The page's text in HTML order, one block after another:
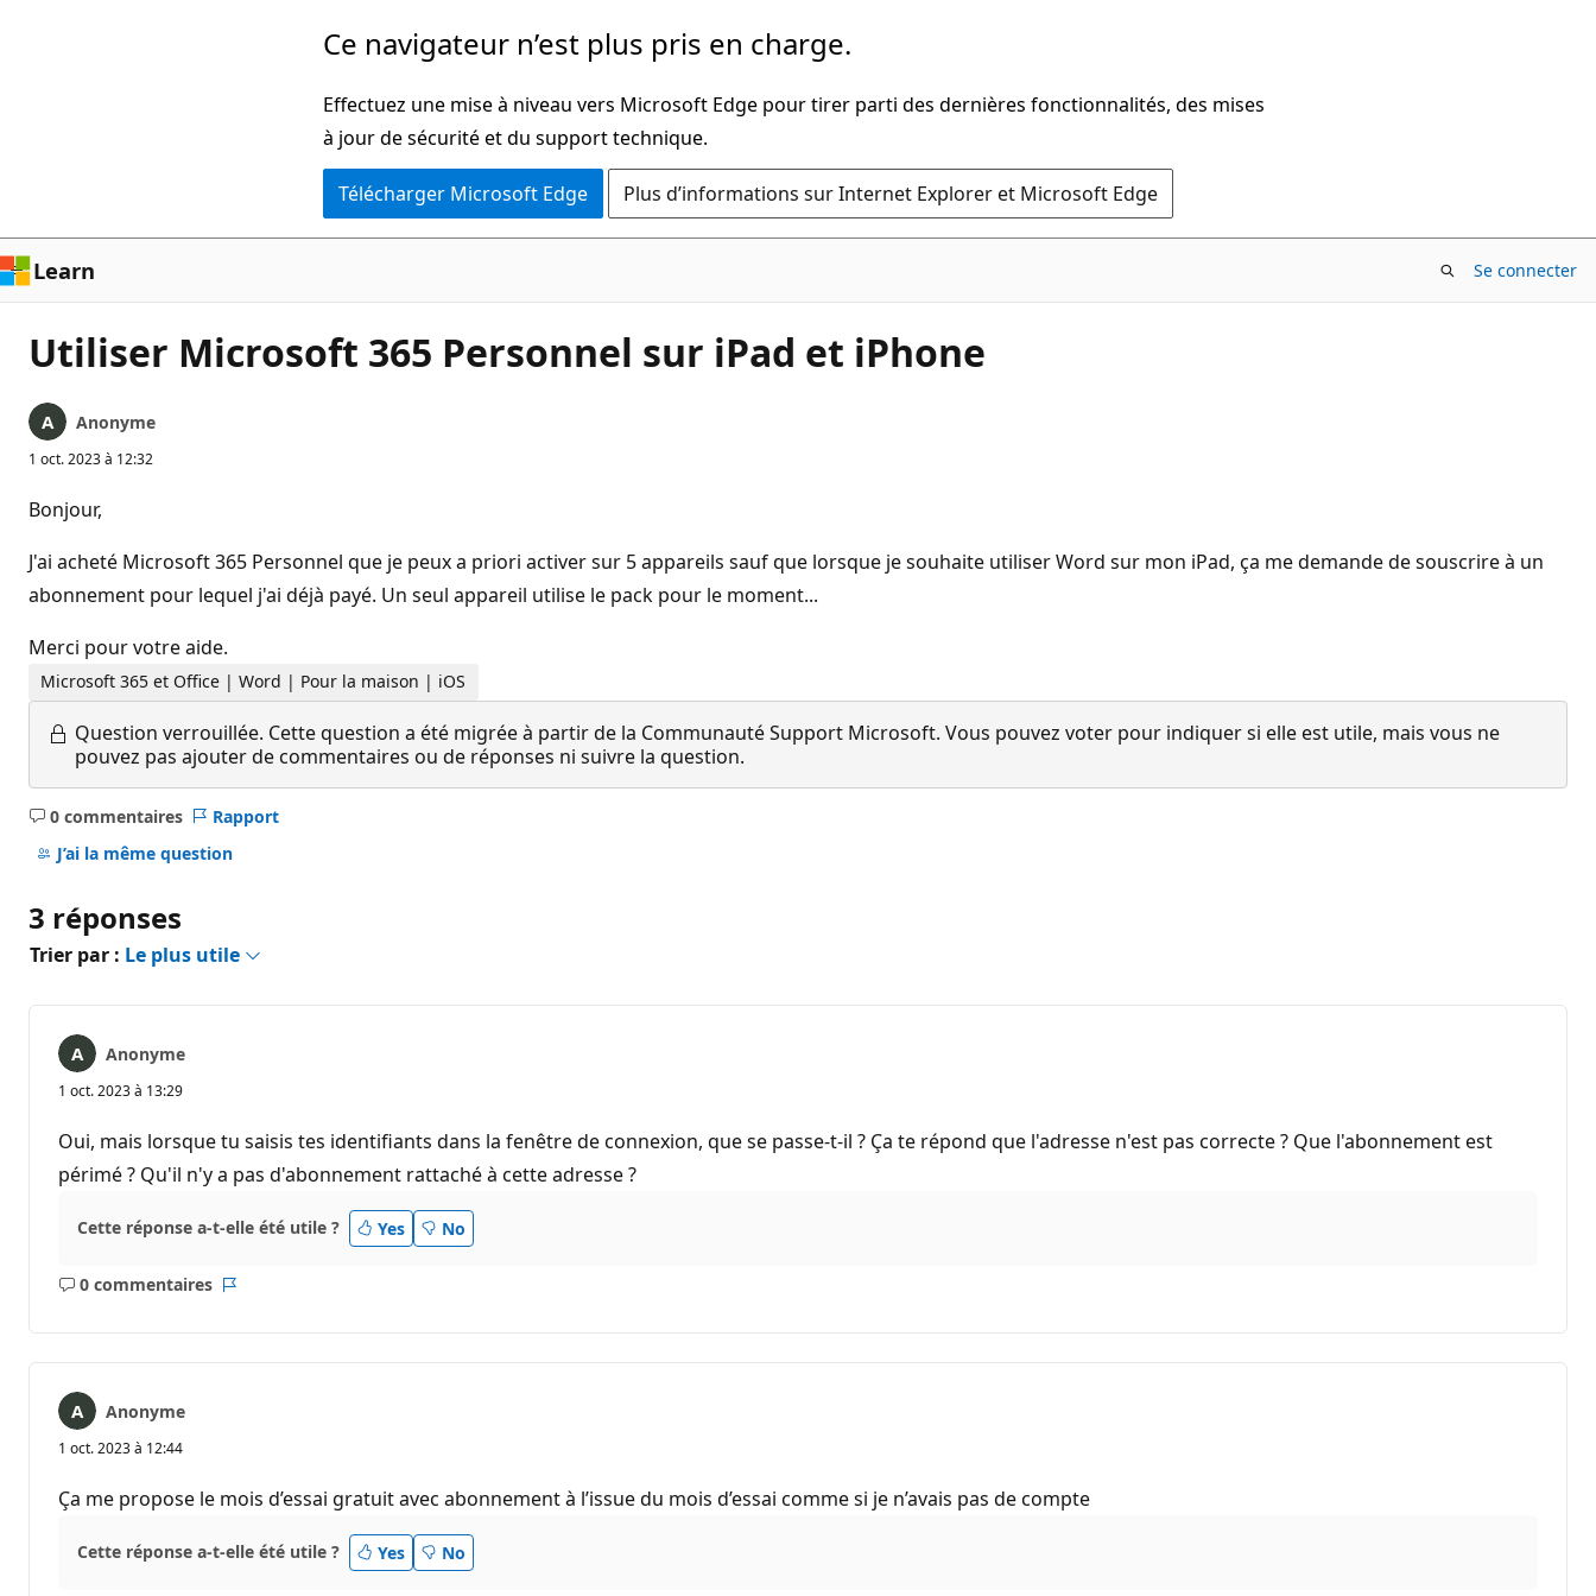
Ce navigateur n’est plus pris en charge.
Effectuez une mise à niveau vers Microsoft Edge pour tirer parti des dernières fonctionnalités, des mises
à jour de sécurité et du support technique.
Télécharger Microsoft Edge Plus d’informations sur Internet Explorer et Microsoft Edge
Learn Se connecter
Utiliser Microsoft 365 Personnel sur iPad et iPhone
Anonyme
1 oct. 2023 à 12:32
Bonjour,
J'ai acheté Microsoft 365 Personnel que je peux a priori activer sur 5 appareils sauf que lorsque je souhaite utiliser Word sur mon iPad, ça me demande de souscrire à un
abonnement pour lequel j'ai déjà payé. Un seul appareil utilise le pack pour le moment...
Merci pour votre aide.
Microsoft 365 et Office | Word | Pour la maison | iOS
Question verrouillée. Cette question a été migrée à partir de la Communauté Support Microsoft. Vous pouvez voter pour indiquer si elle est utile, mais vous ne
pouvez pas ajouter de commentaires ou de réponses ni suivre la question.
0 commentaires
Aucun
commentaire
Rapport
J’ai la même question
3 réponses
Trier par : Le plus utile
Anonyme
1 oct. 2023 à 13:29
Oui, mais lorsque tu saisis tes identifiants dans la fenêtre de connexion, que se passe-t-il ? Ça te répond que l'adresse n'est pas correcte ? Que l'abonnement est
périmé ? Qu'il n'y a pas d'abonnement rattaché à cette adresse ?
Cette réponse a-t-elle été utile ? Yes No
0 commentaires
Aucun
Anonyme
1 oct. 2023 à 12:44
Ça me propose le mois d’essai gratuit avec abonnement à l’issue du mois d’essai comme si je n’avais pas de compte
Cette réponse a-t-elle été utile ? Yes No